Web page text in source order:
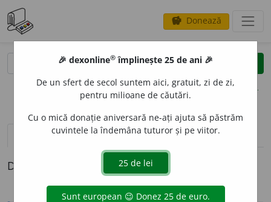
savings Donează
clear
opțiuni
definiții (1) pronunțievolume_up (6)
Definiția cu ID-ul 25077:
🎉 dexonline® împlinește 25 de ani 🎉
De un sfert de secol suntem aici, gratuit, zi de zi,
pentru milioane de căutări.
Cu o mică donație aniversară ne-ați ajuta să păstrăm
cuvintele la îndemâna tuturor și pe viitor.